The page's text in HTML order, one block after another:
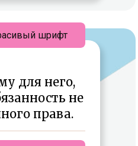
для него,
не
права.
шрифт